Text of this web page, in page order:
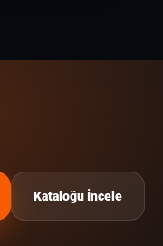
Kataloğu İncele